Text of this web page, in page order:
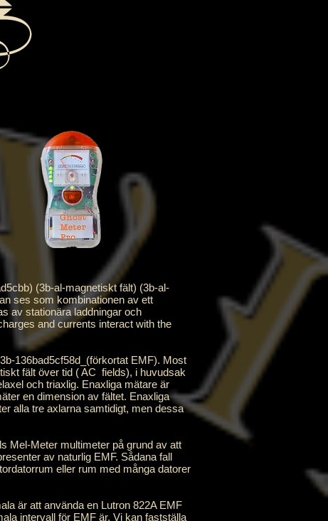
(3b-al-magnetiskt fält) (3b-al-
ses som kombinationen av ett
av stationära laddningar och
and currents interact with the
136bad5cf58d_(förkortat EMF). Most
fält över tid (AC fields), i huvudsak
och triaxlig. Enaxliga mätare är
en dimension av fältet. Enaxliga
alla tre axlarna samtidigt, men dessa
Mel-Meter multimeter på grund av att
av naturlig EMF. Sådana fall
eller rum med många datorer
är att använda en Lutron 822A EMF
intervall för EMF är. Vi kan fastställa